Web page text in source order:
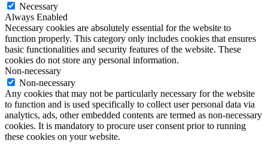
Necessary
Always Enabled
Necessary cookies are absolutely essential for the website to
function properly. This category only includes cookies that ensures
basic functionalities and security features of the website. These
cookies do not store any personal information.
Non-necessary
Non-necessary
Any cookies that may not be particularly necessary for the website
to function and is used specifically to collect user personal data via
analytics, ads, other embedded contents are termed as non-necessary
cookies. It is mandatory to procure user consent prior to running
these cookies on your website.